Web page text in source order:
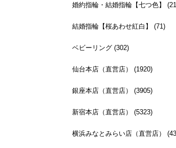
婚約指輪・結婚指輪【七つ色】
結婚指輪【桜あわせ紅白】 (71)
ベビーリング (302)
仙台本店（直営店） (1920)
銀座本店（直営店） (3905)
新宿本店（直営店） (5323)
横浜みなとみらい店（直営店）